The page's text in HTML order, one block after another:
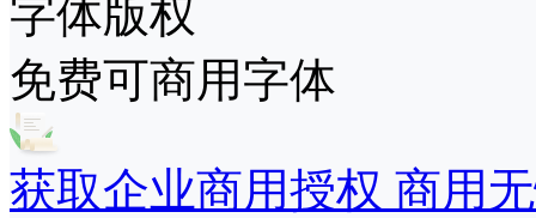
字体版权
免费可商用字体
获取企业商用授权 商用